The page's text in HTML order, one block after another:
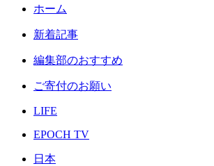
ホーム
新着記事
編集部のおすすめ
ご寄付のお願い
LIFE
EPOCH TV
日本